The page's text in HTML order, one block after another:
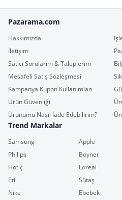
Pazarama.com
Hakkımızda
İletişim
Satıcı Sorularım & Taleplerim
Mesafeli Satış Sözleşmesi
Kampanya Kupon Kullanımları
Ürün Güvenliği
Ürünümü Nasıl İade Edebilirim?
Trend Markalar
Samsung Apple
Philips
Boyner
Hotiç
Loreal
Eti
Sütaş
Nike
Ebebek